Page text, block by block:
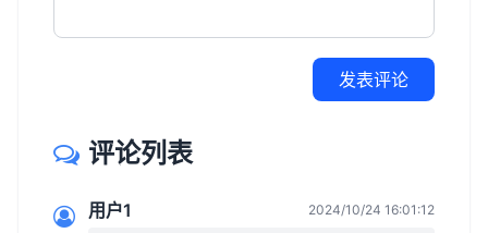
发表评论
评论列表
用户1 2024/10/24 16:01:12